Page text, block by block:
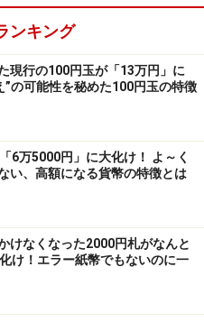
。日本の電車の静けさは、
が義務付けられているから
量にも敏感で、口元を手で
これも日本人ならでは。
は、みんなで小さくまと
る」から海外でも一発でわ
はワイワイ騒いでいるこ
ている団体客がいたら高
ンキング
現行の100円玉が「13万円」に
”の可能性を秘めた100円玉の特徴
6万5000円」に大化け！ よ～く
い、高額になる貨幣の特徴とは
けなくなった2000円札がなんと
け！エラー紙幣でもないのに一